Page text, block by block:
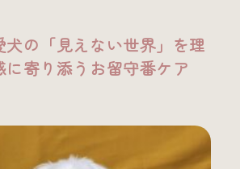
犬の「見えない世界」を理
に寄り添うお留守番ケア